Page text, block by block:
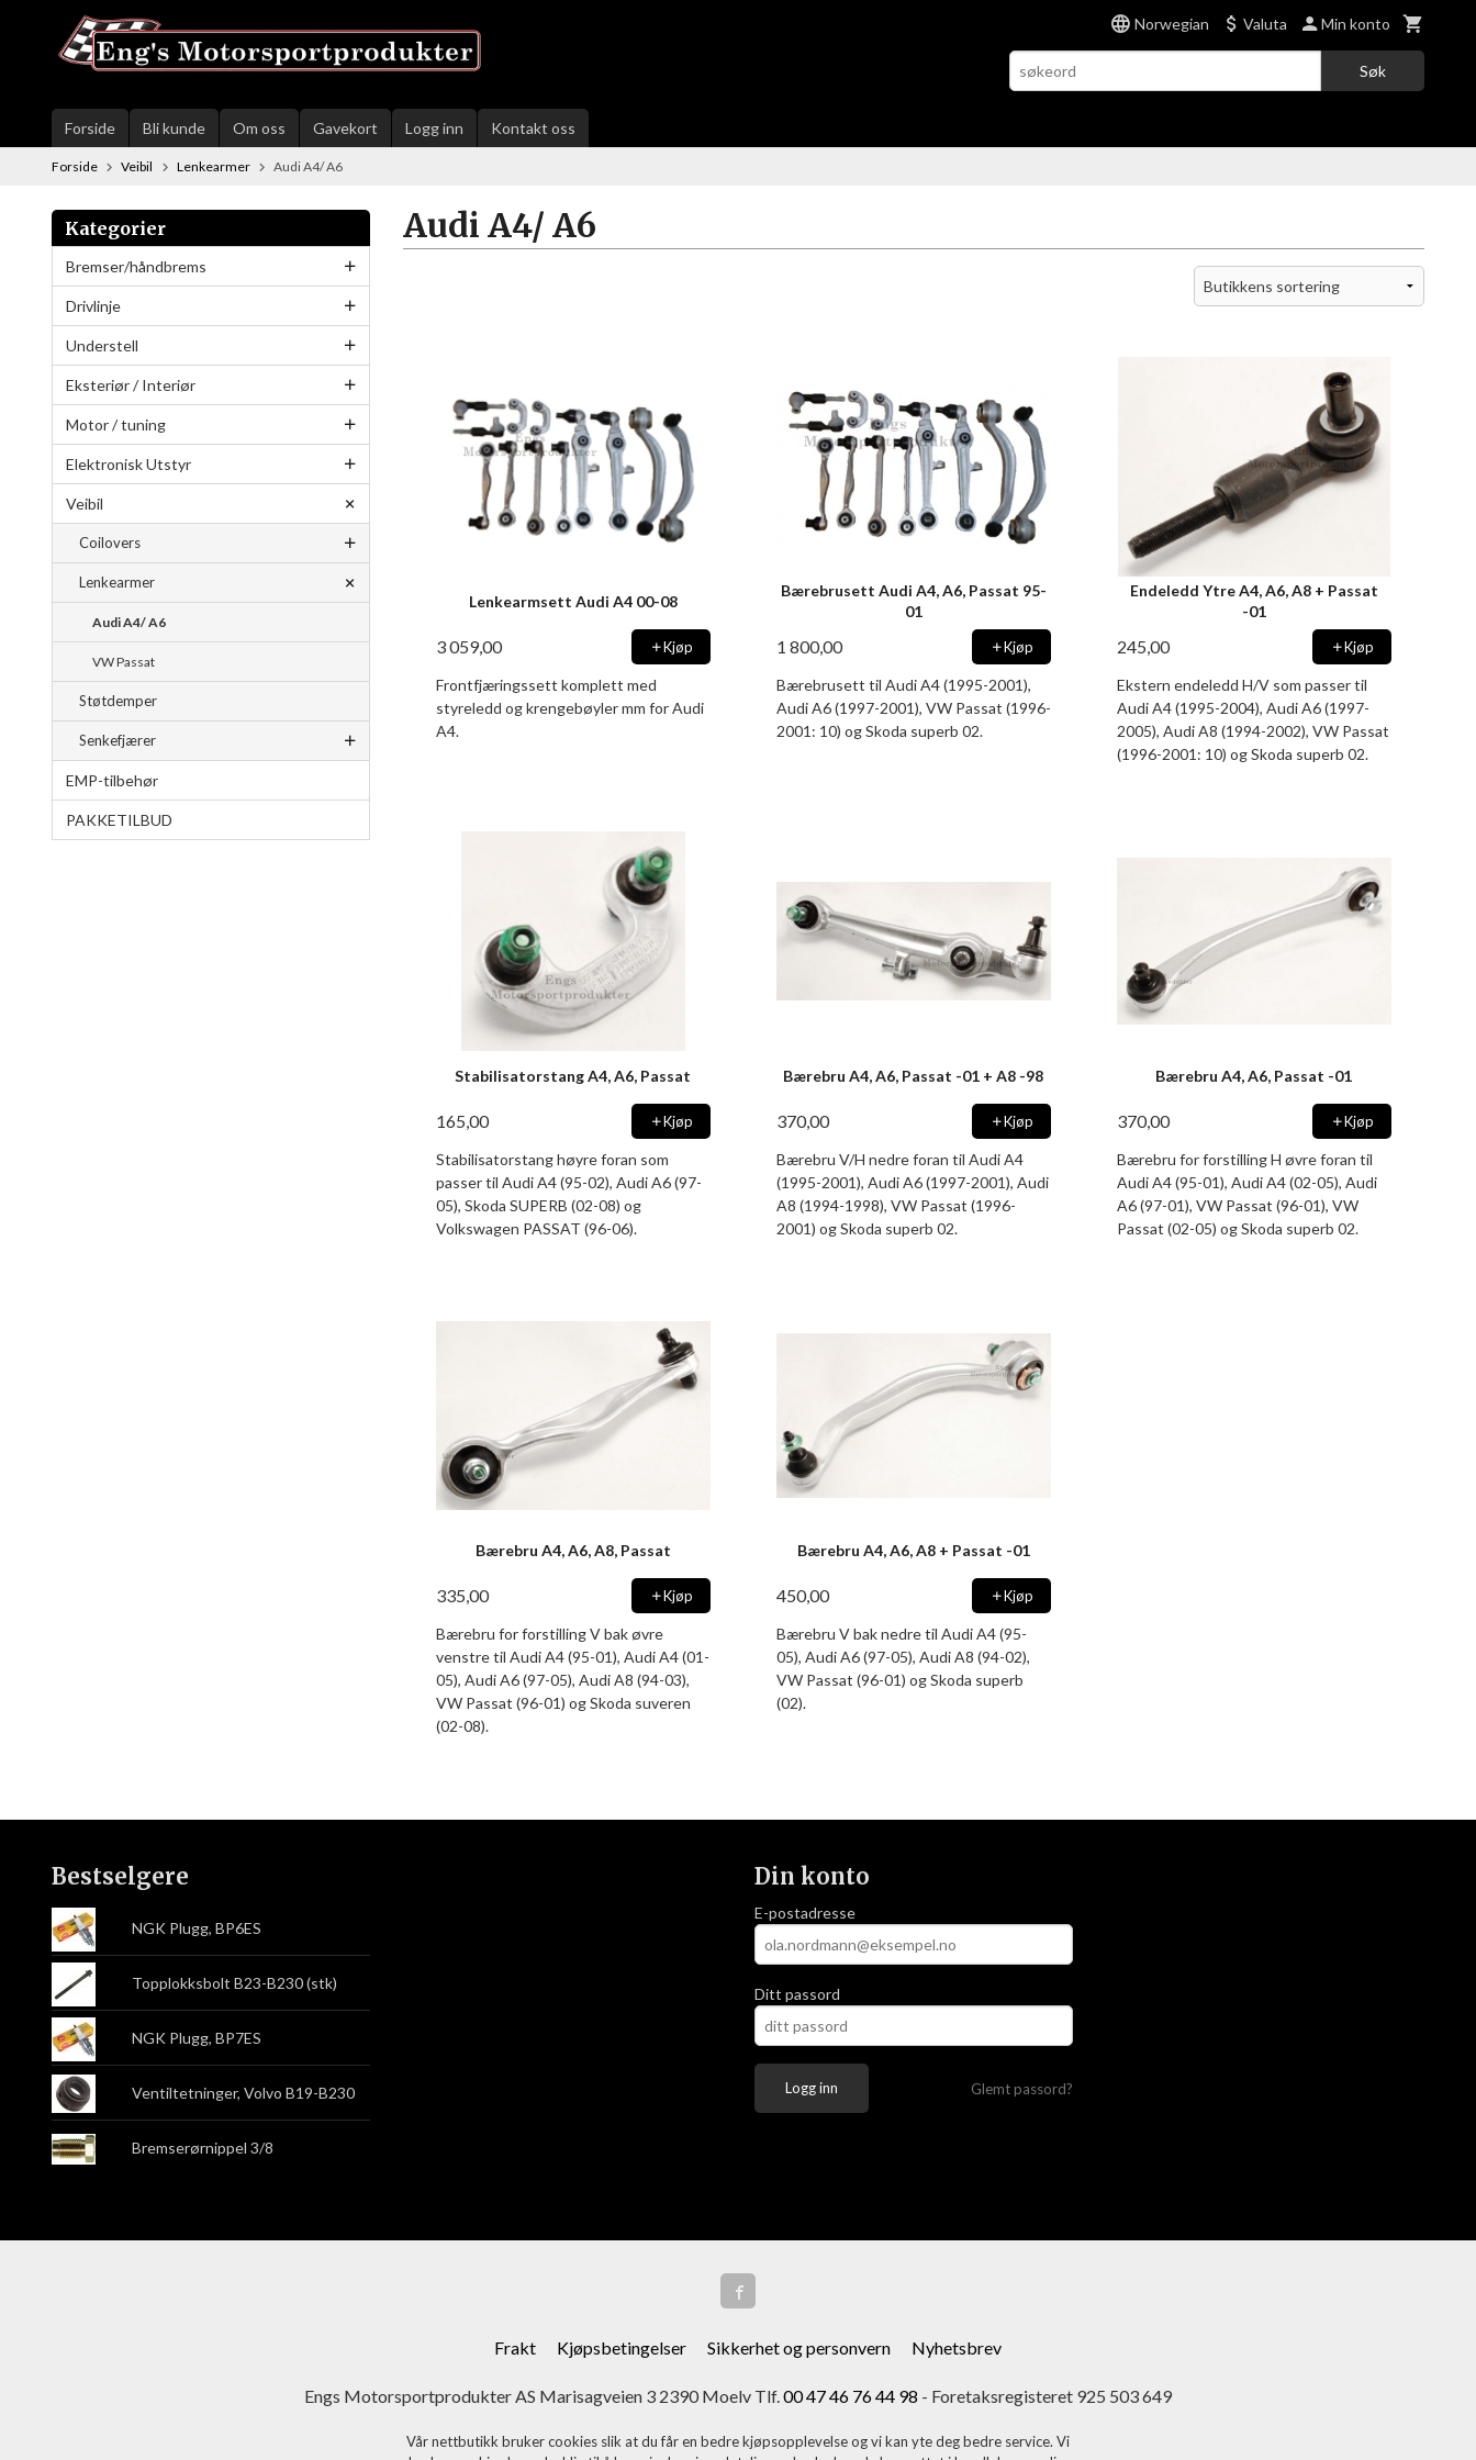
innholdet
Norwegian Valuta Min konto
Søk
Forside Bli kunde Om oss Gavekort Logg inn Kontakt oss
Forside Veibil Lenkearmer Audi A4/ A6
Kategorier
Bremser/håndbrems
Drivlinje
Understell
Eksteriør / Interiør
Motor / tuning
Elektronisk Utstyr
Veibil
Coilovers
Lenkearmer
Audi A4/ A6
VW Passat
Støtdemper
Senkefjærer
EMP-tilbehør
PAKKETILBUD
Audi A4/ A6
Lenkearmsett Audi A4 00-08
3 059,00 Kjøp
Frontfjæringssett komplett med
styreledd og krengebøyler mm for Audi
A4.
Bærebrusett Audi A4, A6, Passat 95-
01
1 800,00 Kjøp
Bærebrusett til Audi A4 (1995-2001),
Audi A6 (1997-2001), VW Passat (1996-
2001: 10) og Skoda superb 02.
Endeledd Ytre A4, A6, A8 + Passat
-01
245,00 Kjøp
Ekstern endeledd H/V som passer til
Audi A4 (1995-2004), Audi A6 (1997-
2005), Audi A8 (1994-2002), VW Passat
(1996-2001: 10) og Skoda superb 02.
Stabilisatorstang A4, A6, Passat
165,00 Kjøp
Stabilisatorstang høyre foran som
passer til Audi A4 (95-02), Audi A6 (97-
05), Skoda SUPERB (02-08) og
Volkswagen PASSAT (96-06).
Bærebru A4, A6, Passat -01 + A8 -98
370,00 Kjøp
Bærebru V/H nedre foran til Audi A4
(1995-2001), Audi A6 (1997-2001), Audi
A8 (1994-1998), VW Passat (1996-
2001) og Skoda superb 02.
Bærebru A4, A6, Passat -01
370,00 Kjøp
Bærebru for forstilling H øvre foran til
Audi A4 (95-01), Audi A4 (02-05), Audi
A6 (97-01), VW Passat (96-01), VW
Passat (02-05) og Skoda superb 02.
Bærebru A4, A6, A8, Passat
335,00 Kjøp
Bærebru for forstilling V bak øvre
venstre til Audi A4 (95-01), Audi A4 (01-
05), Audi A6 (97-05), Audi A8 (94-03),
VW Passat (96-01) og Skoda suveren
(02-08).
Bærebru A4, A6, A8 + Passat -01
450,00 Kjøp
Bærebru V bak nedre til Audi A4 (95-
05), Audi A6 (97-05), Audi A8 (94-02),
VW Passat (96-01) og Skoda superb
(02).
Bestselgere
NGK Plugg, BP6ES
Topplokksbolt B23-B230 (stk)
NGK Plugg, BP7ES
Ventiltetninger, Volvo B19-B230
Bremserørnippel 3/8
Din konto
E-postadresse
Ditt passord
Glemt passord?
Frakt Kjøpsbetingelser Sikkerhet og personvern Nyhetsbrev
Engs Motorsportprodukter AS Marisagveien 3 2390 Moelv Tlf.00 47 46 76 44 98 - Foretaksregisteret 925 503 649
Vår nettbutikk bruker cookies slik at du får en bedre kjøpsopplevelse og vi kan yte deg bedre service. Vi